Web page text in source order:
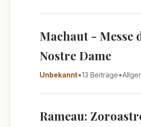
Machaut - Messe
Nostre Dame
Unbekannt•13 Beiträge•
Rameau: